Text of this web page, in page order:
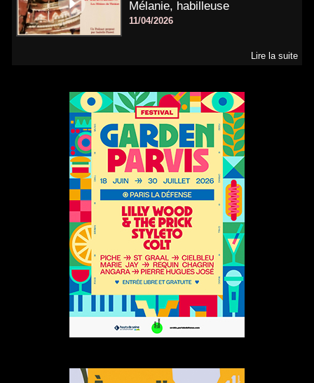
Mélanie, habilleuse
11/04/2026
Lire la suite